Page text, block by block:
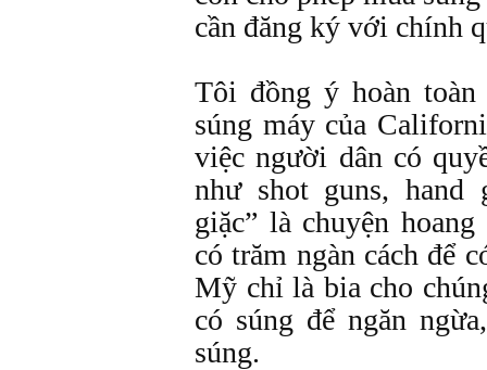
cần đăng ký với chính
Tôi đồng ý hoàn
súng máy của
việc người dân có
như shot guns, hand
giặc” là chuyện
có trăm ngàn cách để
Mỹ chỉ là bia cho
có súng để ngăn
súng.